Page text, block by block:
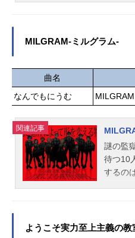
島颯人
子：甲
ッフ原
委員と
仁 金春
ン・総
ップ・
口愛子
して稀
い兄妹
手紙が
紙は四
主の四
堂に会
当主が
撃の真
計2500
ついに
MILGRAM-ミルグラム-
曲名
なんでもにうむ
関連記事
謎の監
待つ10
するの
察し紐
ようこそ実力至上主義の